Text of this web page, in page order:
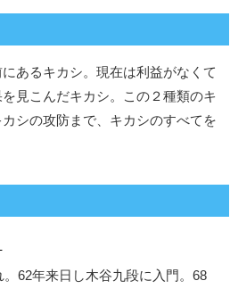
あるキカシ。現在は利益がなくて
見こんだキカシ。この２種類のキ
シの攻防まで、キカシのすべてを
62年来日し木谷九段に入門。68